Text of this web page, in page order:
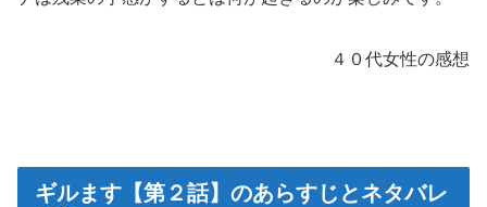
４０代女性の感想
ギルます【第２話】のあらすじとネタバレ